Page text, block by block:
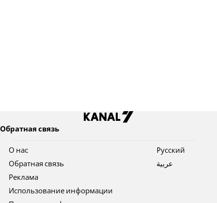
Обратная связь
О нас
Обратная связь
Реклама
Использование информации
Pусский
عربية